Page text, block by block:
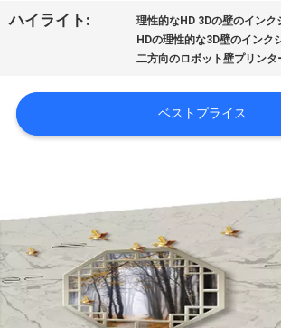
工
旅
行
質
管
理
ハイライト: 理性的なHD 3Dの壁のインク
HDの理性的な3D壁のインク
二方向のロボット壁プリンタ
ベストプライス